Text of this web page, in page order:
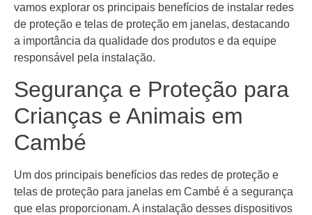
vamos explorar os principais benefícios de instalar redes
de proteção e telas de proteção em janelas, destacando
a importância da qualidade dos produtos e da equipe
responsável pela instalação.
Segurança e Proteção para
Crianças e Animais em
Cambé
Um dos principais benefícios das redes de proteção e
telas de proteção para janelas em Cambé é a segurança
que elas proporcionam. A instalação desses dispositivos